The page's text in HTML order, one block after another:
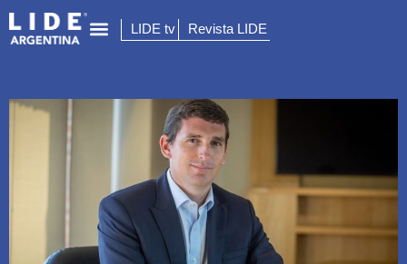
LIDE tv Revista LIDE